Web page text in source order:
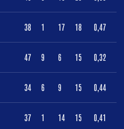
38 1 17 18 0,47
47 9 6 15 0,32
34 6 9 15 0,44
37 1 14 15 0,41